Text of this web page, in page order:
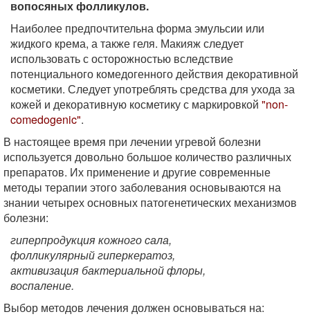
вопосяных фолликулов.
Наиболее предпочтительна форма эмульсии или
жидкого крема, а также геля. Макияж следует
использовать с осторожностью вследствие
потенциального комедогенного действия декоративной
косметики. Следует употреблять средства для ухода за
кожей и декоративную косметику с маркировкой "non-
comedogenic".
В настоящее время при лечении угревой болезни
используется довольно большое количество различных
препаратов. Их применение и другие современные
методы терапии этого заболевания основываются на
знании четырех основных патогенетических механизмов
болезни:
гиперпродукция кожного сала,
фолликулярный гиперкератоз,
активизация бактериальной флоры,
воспаление.
Выбор методов лечения должен основываться на: